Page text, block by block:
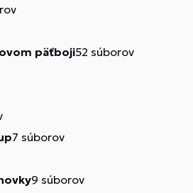
päťboji52 súborov
7 súborov
9 súborov